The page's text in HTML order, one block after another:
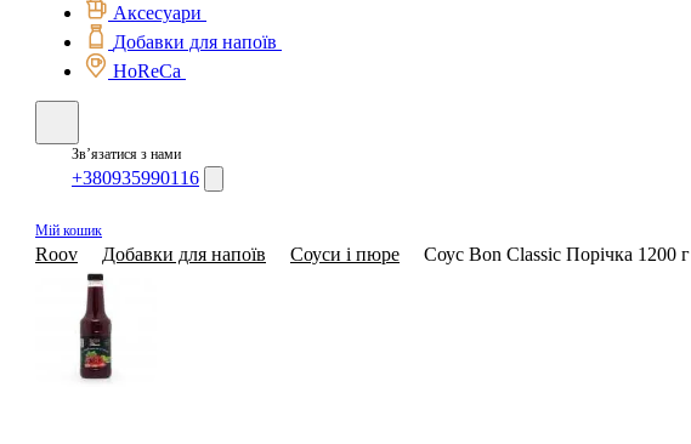
Аксесуари
Добавки для напоїв
HoReCa
Зв’язатися з нами
+380935990116
Мій кошик
Roov Добавки для напоїв Соуси і пюре Соус Bon Classic Порічка 1200 г